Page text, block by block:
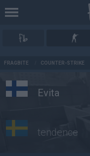
FRAGBITE COUNTER-STRIKE
Evita
tendence